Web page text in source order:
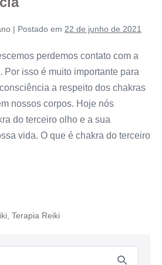
| Postado em 22 de junho de 2021
perdemos contato com a
Por isso é muito importante para
a respeito dos chakras
nossos corpos. Hoje nós
do terceiro olho e a sua
vida. O que é chakra do terceiro
Terapia Reiki